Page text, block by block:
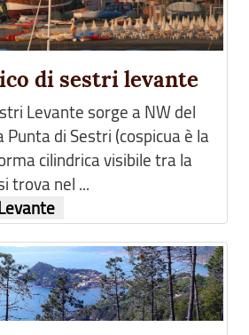
di sestri levante
Levante sorge a NW del
di Sestri (cospicua è la
cilindrica visibile tra la
trova nel ...